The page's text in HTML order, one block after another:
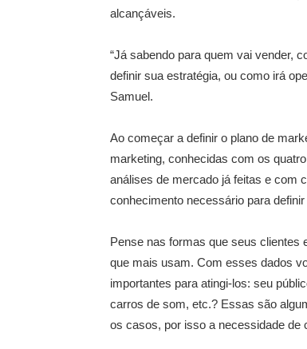
alcançáveis.
“Já sabendo para quem vai vender,
definir sua estratégia, ou como irá
Samuel.
Ao começar a definir o plano de
marketing, conhecidas com os
análises de mercado já feitas e com
conhecimento necessário para
Pense nas formas que seus
que mais usam. Com esses dados
importantes para atingi-los: seu
carros de som, etc.? Essas são
os casos, por isso a necessidade de